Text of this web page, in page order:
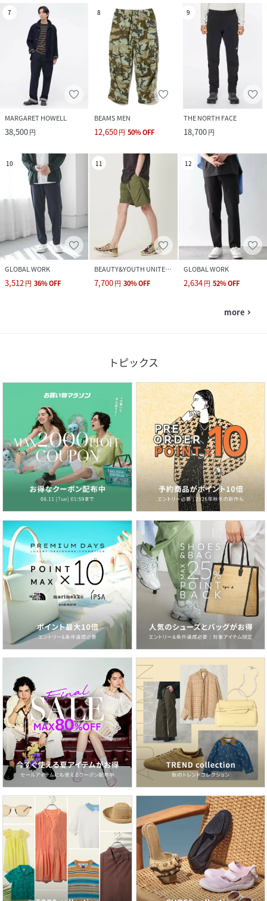
7
MARGARET HOWELL
38,500円
8
BEAMS MEN
12,650円 50%OFF
9
THE NORTH FACE
18,700円
10
GLOBAL WORK
3,512円 36%OFF
11
BEAUTY&YOUTH UNITED ARROWS
7,700円 30%OFF
12
GLOBAL WORK
2,634円 52%OFF
more navigate_next
トピックス